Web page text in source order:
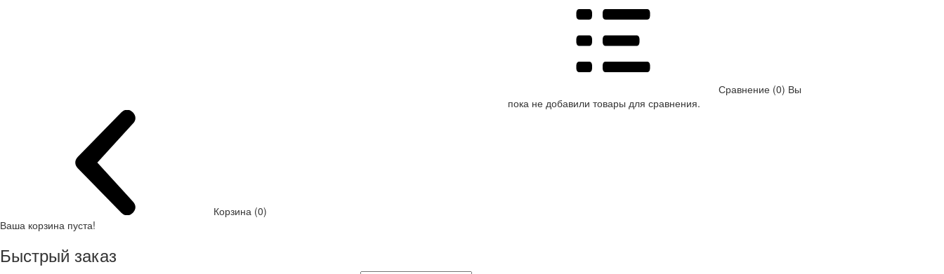
Сравнение (0) Вы
пока не добавили товары для сравнения.
Корзина (0)
Ваша корзина пуста!
Быстрый заказ